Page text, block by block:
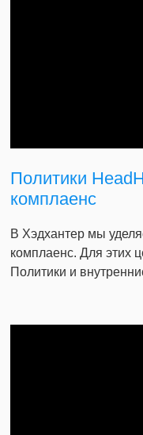
Политики
комплаенс
В Хэдхантер мы
комплаенс. Для этих
Политики и